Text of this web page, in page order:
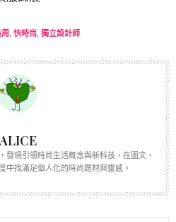
, 快時尚, 獨立設計師
ALICE
發現引領時尚生活概念與新科技，在圖文、
中找滿足個人化的時尚題材與靈感。